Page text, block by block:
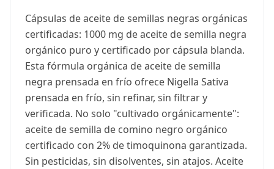
Cápsulas de aceite de semillas negras orgánicas
certificadas: 1000 mg de aceite de semilla negra
orgánico puro y certificado por cápsula blanda.
Esta fórmula orgánica de aceite de semilla
negra prensada en frío ofrece Nigella Sativa
prensada en frío, sin refinar, sin filtrar y
verificada. No solo "cultivado orgánicamente":
aceite de semilla de comino negro orgánico
certificado con 2% de timoquinona garantizada.
Sin pesticidas, sin disolventes, sin atajos. Aceite